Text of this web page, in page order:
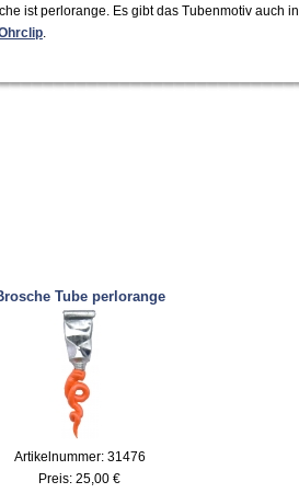
ist perlorange. Es gibt das Tubenmotiv auch in
.
Tube perlorange
Artikelnummer: 31476
Preis: 25,00 €